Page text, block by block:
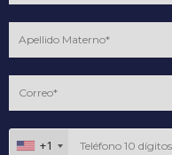
+1